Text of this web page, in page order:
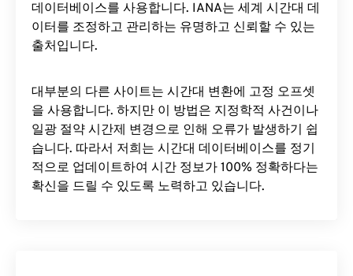
데이터베이스를 사용합니다. IANA는 세계 시간대 데
이터를 조정하고 관리하는 유명하고 신뢰할 수 있는
출처입니다.
대부분의 다른 사이트는 시간대 변환에 ​​고정 오프셋
을 사용합니다. 하지만 이 방법은 지정학적 사건이나
일광 절약 시간제 변경으로 인해 오류가 발생하기 쉽
습니다. 따라서 저희는 시간대 데이터베이스를 정기
적으로 업데이트하여 시간 정보가 100% 정확하다는
확신을 드릴 수 있도록 노력하고 있습니다.